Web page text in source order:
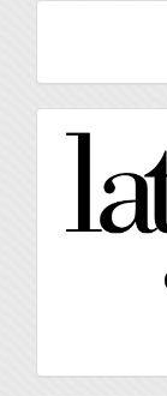
artículo
latindex